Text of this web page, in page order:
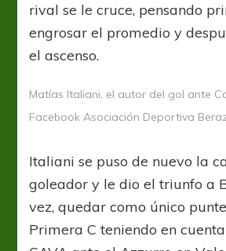
rival se le cruce, pensando
engrosar el promedio y
el ascenso.
Matías Italiani, el autor del gol ante
Facebook Asociación Deportiva
Italiani se puso de nuevo la
goleador y le dio el triunfo a
vez, quedar como único
Primera C teniendo en